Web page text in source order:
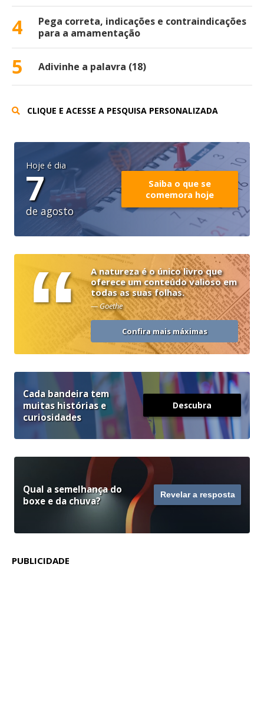
4
Pega correta, indicações e contraindicações
para a amamentação
5 Adivinhe a palavra (18)
CLIQUE E ACESSE A PESQUISA PERSONALIZADA
Hoje é dia
7
de agosto
Saiba o que se
comemora hoje
“
A natureza é o único livro que
oferece um conteúdo valioso em
todas as suas folhas.
— Goethe
Confira mais máximas
Cada bandeira tem
muitas histórias e
curiosidades
Descubra
Qual a semelhança do
boxe e da chuva?
Revelar a resposta
PUBLICIDADE